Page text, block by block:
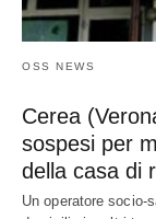
OSS NEWS
Cerea
sospesi per
della casa di
Un operatore socio-